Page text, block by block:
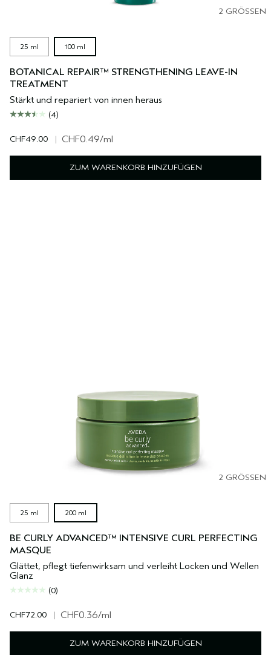
2 GRÖSSEN
25 ml 100 ml
BOTANICAL REPAIR™ STRENGTHENING LEAVE-IN
TREATMENT
Stärkt und repariert von innen heraus
(4)
CHF49.00 | CHF0.49/ml
ZUM WARENKORB HINZUFÜGEN
2 GRÖSSEN
25 ml 200 ml
BE CURLY ADVANCED™ INTENSIVE CURL PERFECTING
MASQUE
Glättet, pflegt tiefenwirksam und verleiht Locken und Wellen
Glanz
(0)
CHF72.00 | CHF0.36/ml
ZUM WARENKORB HINZUFÜGEN